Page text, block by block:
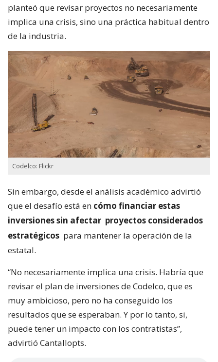
planteó que revisar proyectos no necesariamente
implica una crisis, sino una práctica habitual dentro
de la industria.
Codelco: Flickr
Sin embargo, desde el análisis académico advirtió
que el desafío está en cómo financiar estas
inversiones sin afectar proyectos considerados
estratégicos para mantener la operación de la
estatal.
“No necesariamente implica una crisis. Habría que
revisar el plan de inversiones de Codelco, que es
muy ambicioso, pero no ha conseguido los
resultados que se esperaban. Y por lo tanto, si,
puede tener un impacto con los contratistas”,
advirtió Cantallopts.